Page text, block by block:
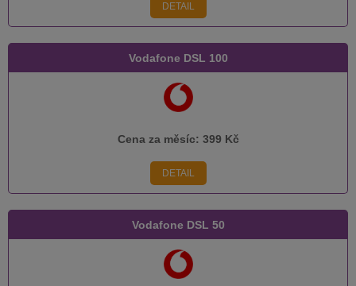
DETAIL
Vodafone DSL 100
Cena za měsíc: 399 Kč
DETAIL
Vodafone DSL 50